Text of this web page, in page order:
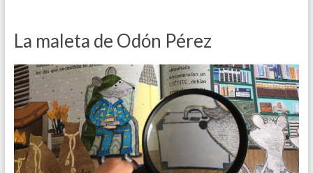
La maleta de Odón Pérez